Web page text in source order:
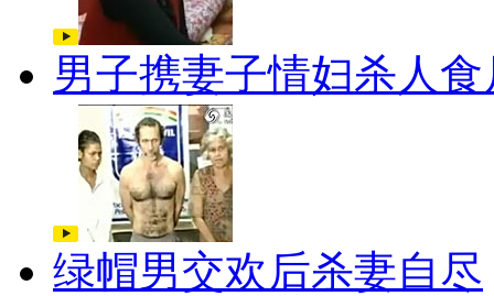
男子携妻子情妇杀人食
绿帽男交欢后杀妻自尽